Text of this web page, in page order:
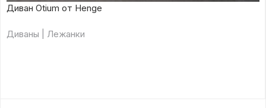
Диван Otium от Henge
Диваны | Лежанки